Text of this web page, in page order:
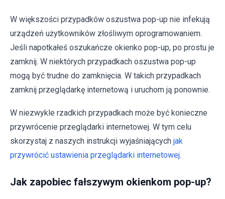
W większości przypadków oszustwa pop-up nie infekują
urządzeń użytkowników złośliwym oprogramowaniem.
Jeśli napotkałeś oszukańcze okienko pop-up, po prostu je
zamknij. W niektórych przypadkach oszustwa pop-up
mogą być trudne do zamknięcia. W takich przypadkach
zamknij przeglądarkę internetową i uruchom ją ponownie.
W niezwykle rzadkich przypadkach może być konieczne
przywrócenie przeglądarki internetowej. W tym celu
skorzystaj z naszych instrukcji wyjaśniających jak
przywrócić ustawienia przeglądarki internetowej.
Jak zapobiec fałszywym okienkom pop-up?